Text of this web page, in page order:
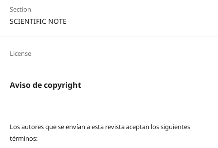
Section
SCIENTIFIC NOTE
License
Aviso de copyright
Los autores que se envían a esta revista aceptan los siguientes
términos: